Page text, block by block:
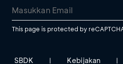
This page is protected by
SBDK | Kebijakan |